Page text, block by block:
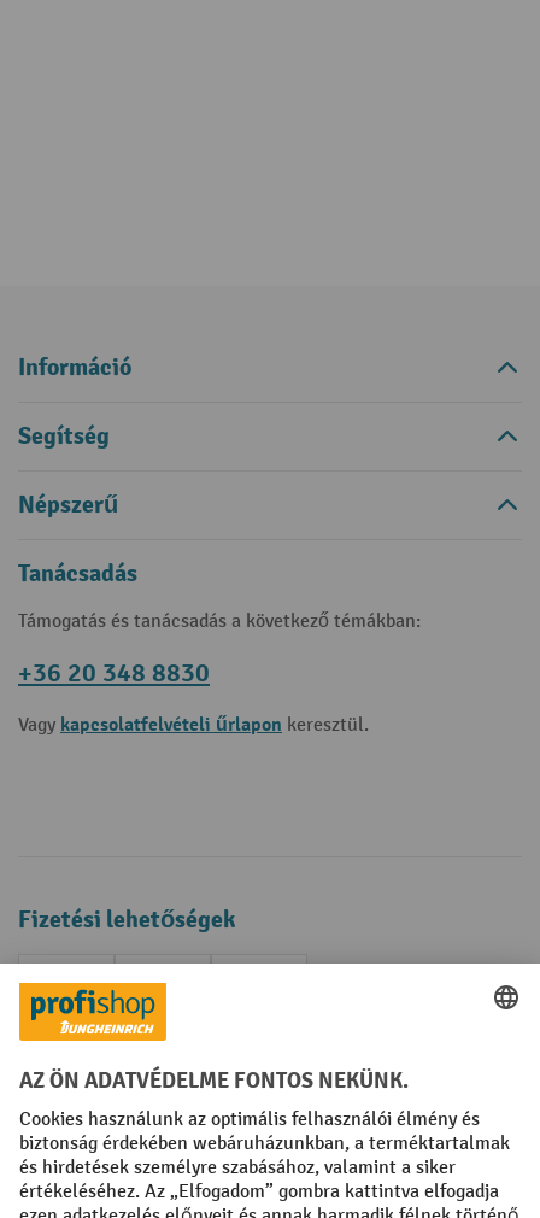
Információ
Segítség
Népszerű
Tanácsadás
Támogatás és tanácsadás a következő témákban:
+36 20 348 8830
Vagy kapcsolatfelvételi űrlapon keresztül.
Fizetési lehetőségek
Creditcard (Master)Creditcard (Visa)
Előrefizetés
Közösségi Média
Facebook
YouTube
LinkedIn
Instagram